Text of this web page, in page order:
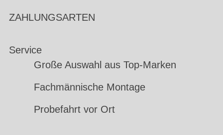
ZAHLUNGSARTEN
Service
Große Auswahl aus Top-Marken
Fachmännische Montage
Probefahrt vor Ort